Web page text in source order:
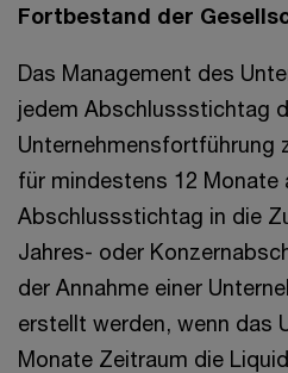
Fortbestand der
Das Management des
jedem Abschlussstichtag
Unternehmensfortführung
für mindestens 12 Monate
Abschlussstichtag in die
Jahres- oder
der Annahme einer
erstellt werden, wenn das
Monate Zeitraum die